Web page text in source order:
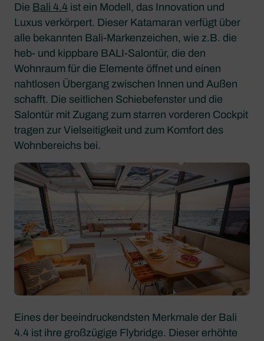
Die Bali 4.4 ist ein Modell, das Innovation und
Luxus verkörpert. Dieser Katamaran verfügt über
alle bekannten Bali-Markenzeichen, wie z.B. die
heb- und kippbare BALI-Salontür, die den
Wohnraum für die Elemente öffnet und einen
nahtlosen Übergang zwischen Innen und Außen
schafft. Die seitlichen Schiebefenster und die
Salontür mit Zugang zum starren vorderen Cockpit
tragen zur Vielseitigkeit und zum Komfort des
Wohnbereichs bei.
Eines der beeindruckendsten Merkmale der Bali
4.4 ist ihre großzügige Flybridge. Dieser erhöhte